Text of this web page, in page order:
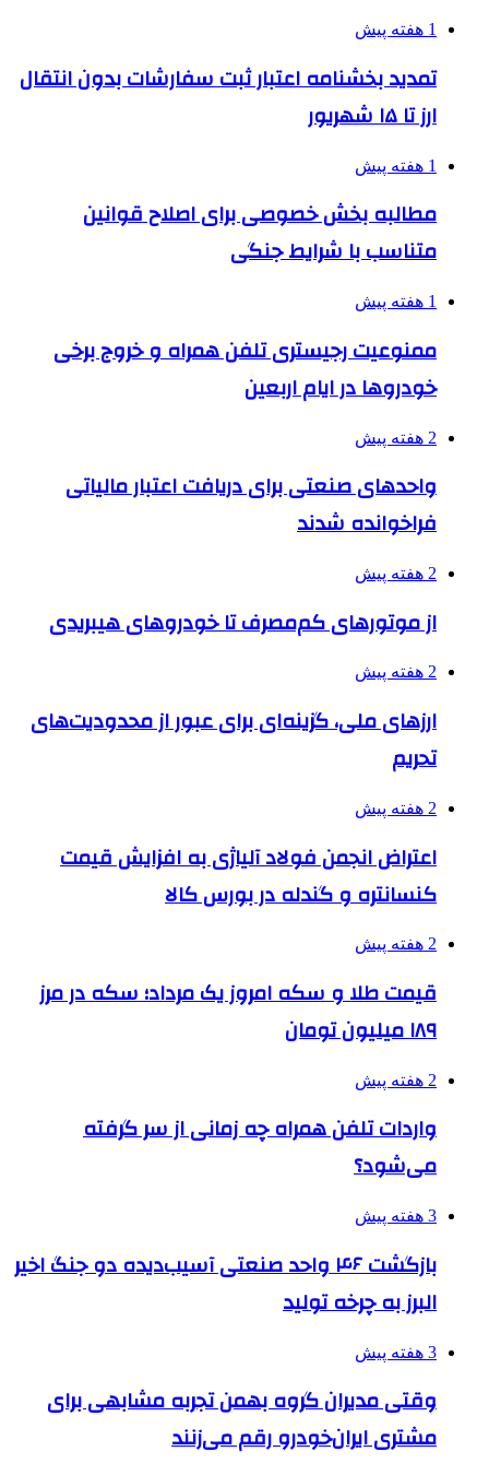
1 هفته پیش
تمدید بخشنامه اعتبار ثبت سفارشات بدون انتقال
ارز تا ۱۵ شهریور
1 هفته پیش
مطالبه بخش خصوصی برای اصلاح قوانین
متناسب با شرایط جنگی
1 هفته پیش
ممنوعیت رجیستری تلفن همراه و خروج برخی
خودروها در ایام اربعین
2 هفته پیش
واحدهای صنعتی برای دریافت اعتبار مالیاتی
فراخوانده شدند
2 هفته پیش
از موتورهای کم‌مصرف تا خودروهای هیبریدی
2 هفته پیش
ارزهای ملی، گزینه‌ای برای عبور از محدودیت‌های
تحریم
2 هفته پیش
اعتراض انجمن فولاد آلیاژی به افزایش قیمت
کنسانتره و گندله در بورس کالا
2 هفته پیش
قیمت طلا و سکه امروز یک مرداد؛ سکه در مرز
۱۸۹ میلیون تومان
2 هفته پیش
واردات تلفن همراه چه زمانی از سر گرفته
می‌شود؟
3 هفته پیش
بازگشت ۴۶ واحد صنعتی آسیب‌دیده دو جنگ اخیر
البرز به چرخه تولید
3 هفته پیش
وقتی مدیران گروه بهمن تجربه مشابهی برای
مشتری ایران‌خودرو رقم می‌زنند